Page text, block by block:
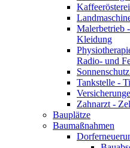
Malerbetrieb
Kleidung
Radio- und
Tankstelle -
Zahnarzt -
Bauplätze
Baumaßnahmen